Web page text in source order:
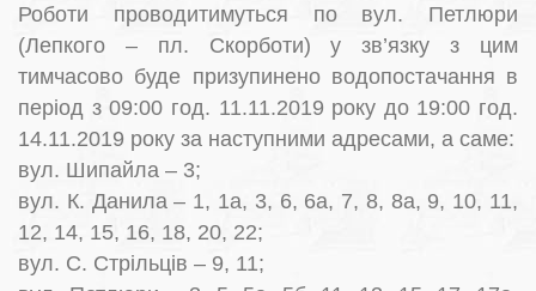
Роботи проводитимуться по вул. Петлюри
(Лепкого – пл. Скорботи) у зв’язку з цим
тимчасово буде призупинено водопостачання в
період з 09:00 год. 11.11.2019 року до 19:00 год.
14.11.2019 року за наступними адресами, а саме:
вул. Шипайла – 3;
вул. К. Данила – 1, 1а, 3, 6, 6а, 7, 8, 8а, 9, 10, 11,
12, 14, 15, 16, 18, 20, 22;
вул. С. Стрільців – 9, 11;